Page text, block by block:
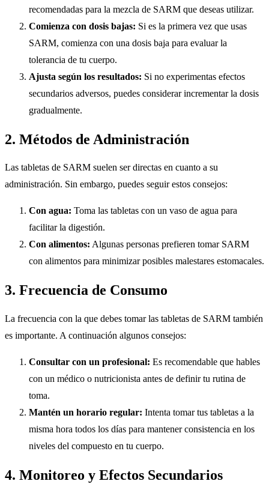
recomendadas para la mezcla de SARM que deseas utilizar.
Comienza con dosis bajas: Si es la primera vez que usas
SARM, comienza con una dosis baja para evaluar la
tolerancia de tu cuerpo.
Ajusta según los resultados: Si no experimentas efectos
secundarios adversos, puedes considerar incrementar la dosis
gradualmente.
2. Métodos de Administración
Las tabletas de SARM suelen ser directas en cuanto a su
administración. Sin embargo, puedes seguir estos consejos:
Con agua: Toma las tabletas con un vaso de agua para
facilitar la digestión.
Con alimentos: Algunas personas prefieren tomar SARM
con alimentos para minimizar posibles malestares estomacales.
3. Frecuencia de Consumo
La frecuencia con la que debes tomar las tabletas de SARM también
es importante. A continuación algunos consejos:
Consultar con un profesional: Es recomendable que hables
con un médico o nutricionista antes de definir tu rutina de
toma.
Mantén un horario regular: Intenta tomar tus tabletas a la
misma hora todos los días para mantener consistencia en los
niveles del compuesto en tu cuerpo.
4. Monitoreo y Efectos Secundarios